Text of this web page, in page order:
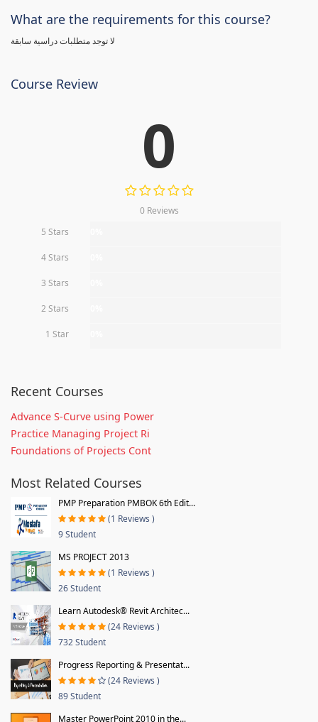
What are the requirements for this course?
لا توجد متطلبات دراسية سابقة
Course Review
0
0 Reviews
5 Stars
4 Stars
3 Stars
2 Stars
1 Star
Recent Courses
Advance S-Curve using Power
Practice Managing Project Ri
Foundations of Projects Cont
Most Related Courses
PMP Preparation PMBOK 6th Edit...
(1 Reviews )
9 Student
MS PROJECT 2013
(1 Reviews )
26 Student
Learn Autodesk® Revit Architec...
(24 Reviews )
732 Student
Progress Reporting & Presentat...
(24 Reviews )
89 Student
Master PowerPoint 2010 in the...